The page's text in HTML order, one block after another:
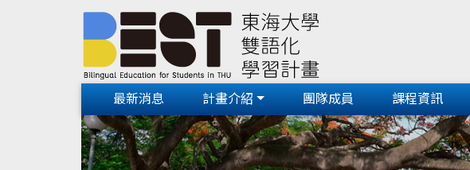
最新消息 計畫介紹 團隊成員 課程資訊